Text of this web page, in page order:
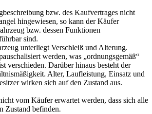
bzw. des Kaufvertrages nicht
hingewiesen, so kann der Käufer
bzw. dessen Funktionen
sind.
unterliegt Verschleiß und Alterung.
werden, was „ordnungsgemäß“
verschieden. Darüber hinaus besteht der
Alter, Laufleistung, Einsatz und
wirken sich auf den Zustand aus.
vom Käufer erwartet werden, dass sich alle
Zustand befinden.